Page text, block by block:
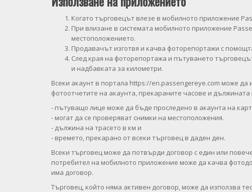
Когато търговецът влезе в мобилното приложение
При влизане в системата мобилното приложение
местоположението.
Продавачът изготвя и качва фоторепортажи с
След края на фоторепортажа и пътуването
и надбавката за километри.
Всеки акаунт в портала https://en.passengereye.com може
фотоотчетите на акаунта, прекараните часове и
- пътуващо лице може да бъде проследено в акаунта на
- могат да се проверяват снимки на местоположения.
- дължина на трасето в км и
- времето, прекарано от всеки търговец в даден ден.
Всеки търговец може да потвърди договор с един или
потребител на мобилното приложение може да качва
има договор.
Търговец, който няма активен договор, може да използва